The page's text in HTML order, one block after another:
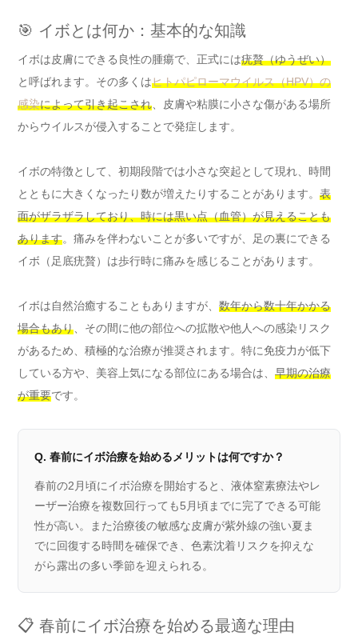
🎯 イボとは何か：基本的な知識
イボは皮膚にできる良性の腫瘍で、正式には疣贅（ゆうぜい）
と呼ばれます。その多くはヒトパピローマウイルス（HPV）の
感染によって引き起こされ 、皮膚や粘膜に小さな傷がある場所
からウイルスが侵入することで発症します。
イボの特徴として、初期段階では小さな突起として現れ、時間
とともに大きくなったり数が増えたりすることがあります。 表
面がザラザラしており、時には黒い点（血管）が見えることも
あります。痛みを伴わないことが多いですが、足の裏にできる
イボ（足底疣贅）は歩行時に痛みを感じることがあります。
イボは自然治癒することもありますが、 数年から数十年かかる
場合もあり 、その間に他の部位への拡散や他人への感染リスク
があるため、積極的な治療が推奨されます。特に免疫力が低下
している方や、美容上気になる部位にある場合は、 早期の治療
が重要です。
Q. 春前にイボ治療を始めるメリットは何ですか？
春前の2月頃にイボ治療を開始すると、液体窒素療法やレ
ーザー治療を複数回行っても5月頃までに完了できる可能
性が高い。また治療後の敏感な皮膚が紫外線の強い夏ま
でに回復する時間を確保でき、色素沈着リスクを抑えな
がら露出の多い季節を迎えられる。
📋 春前にイボ治療を始める最適な理由